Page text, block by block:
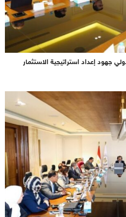
جهود إعداد استراتيجية الاستثمار